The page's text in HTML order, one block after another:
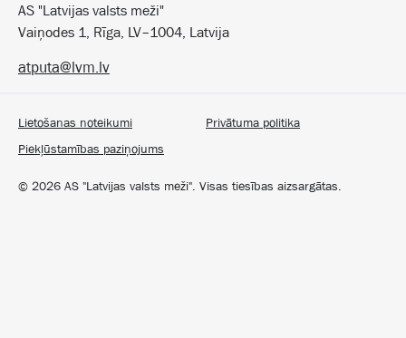
AS "Latvijas valsts meži"
Vaiņodes 1, Rīga, LV–1004, Latvija
© 2026 AS "Latvijas valsts meži". Visas tiesības aizsargātas.
Lietošanas noteikumi
Privātuma politika
Piekļūstamības paziņojums
atputa@lvm.lv